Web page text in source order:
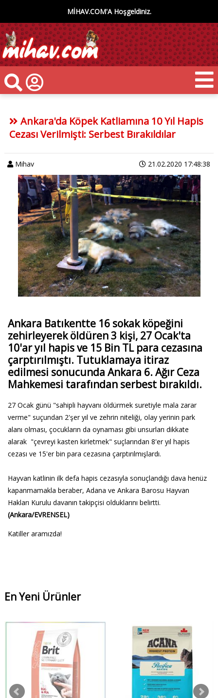
MİHAV.COM'A Hoşgeldiniz.
Ankara'da Köpek Katliamına 10 Yıl Hapis
Cezası Verilmişti: Serbest Bırakıldılar
Mihav 21.02.2020 17:48:38
Ankara Batıkentte 16 sokak köpeğini
zehirleyerek öldüren 3 kişi, 27 Ocak'ta
10'ar yıl hapis ve 15 Bin TL para cezasına
çarptırılmıştı. Tutuklamaya itiraz
edilmesi sonucunda Ankara 6. Ağır Ceza
Mahkemesi tarafından serbest bırakıldı.
27 Ocak günü "sahipli hayvanı öldürmek suretiyle mala zarar
verme" suçundan 2'şer yıl ve zehrin niteliği, olay yerinin park
alanı olması, çocukların da oynaması gibi unsurları dikkate
alarak "çevreyi kasten kirletmek" suçlarından 8'er yıl hapis
cezası ve 15'er bin para cezasına çarptırılmışlardı.
Hayvan katlinin ilk defa hapis cezasıyla sonuçlandığı dava henüz
kapanmamakla beraber, Adana ve Ankara Barosu Hayvan
Hakları Kurulu davanın takipçisi olduklarını belirtti.
(Ankara/EVRENSEL)
Katiller aramızda!
En Yeni Ürünler